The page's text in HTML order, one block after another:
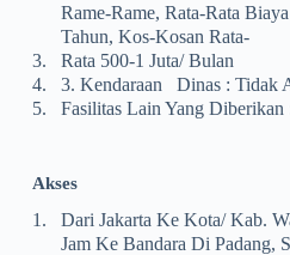
Rame-Rame, Rata-Rata
Tahun, Kos-Kosan Rata-
3.
Rata 500-1 Juta/ Bulan
4.
3. Kendaraan Dinas : Tidak
5.
Fasilitas Lain Yang Diberikan
Akses
1.
Dari Jakarta Ke Kota/ Kab.
Jam Ke Bandara Di Padang,